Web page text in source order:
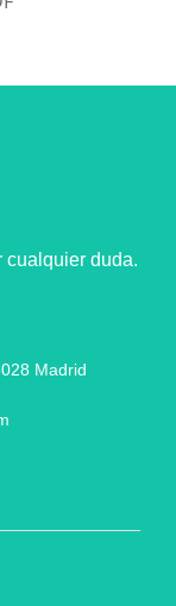
cualquier duda.
Madrid